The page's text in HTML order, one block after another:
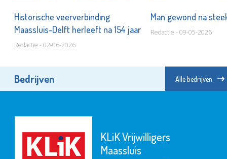
Historische veerverbinding
Maassluis-Delft herleeft na 154 jaar
Redactie - 02-06-2026
Man gewond na
Redactie - 09-05-2026
Bedrijven Alle bedrijven
KLiK Vrijwilligers
Maassluis